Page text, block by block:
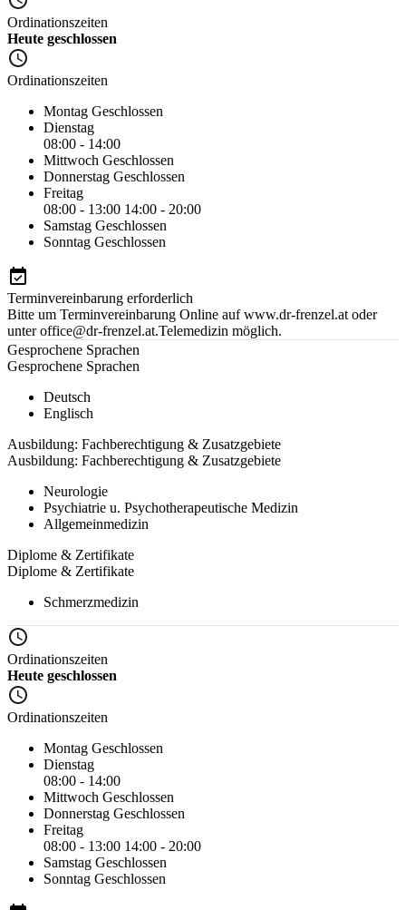
Ordinationszeiten
Heute geschlossen
Ordinationszeiten
Montag Geschlossen
Dienstag
08:00 - 14:00
Mittwoch Geschlossen
Donnerstag Geschlossen
Freitag
08:00 - 13:00 14:00 - 20:00
Samstag Geschlossen
Sonntag Geschlossen
Terminvereinbarung erforderlich
Bitte um Terminvereinbarung Online auf www.dr-frenzel.at oder
unter office@dr-frenzel.at.Telemedizin möglich.
Gesprochene Sprachen
Gesprochene Sprachen
Deutsch
Englisch
Ausbildung: Fachberechtigung & Zusatzgebiete
Ausbildung: Fachberechtigung & Zusatzgebiete
Neurologie
Psychiatrie u. Psychotherapeutische Medizin
Allgemeinmedizin
Diplome & Zertifikate
Diplome & Zertifikate
Schmerzmedizin
Ordinationszeiten
Heute geschlossen
Ordinationszeiten
Montag Geschlossen
Dienstag
08:00 - 14:00
Mittwoch Geschlossen
Donnerstag Geschlossen
Freitag
08:00 - 13:00 14:00 - 20:00
Samstag Geschlossen
Sonntag Geschlossen